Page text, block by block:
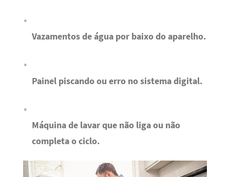
Vazamentos de água por baixo do aparelho.
Painel piscando ou erro no sistema digital.
Máquina de lavar que não liga ou não
completa o ciclo.